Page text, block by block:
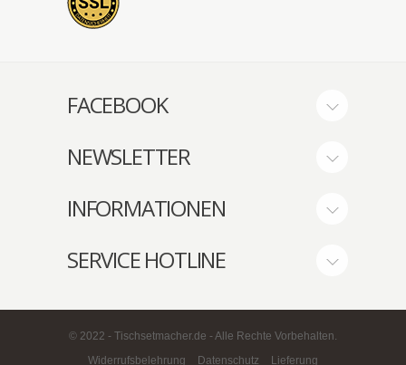
FACEBOOK
NEWSLETTER
INFORMATIONEN
SERVICE HOTLINE
© 2022 - Tischsetmacher.de - Alle Rechte Vorbehalten.
Widerrufsbelehrung
Datenschutz Lieferung